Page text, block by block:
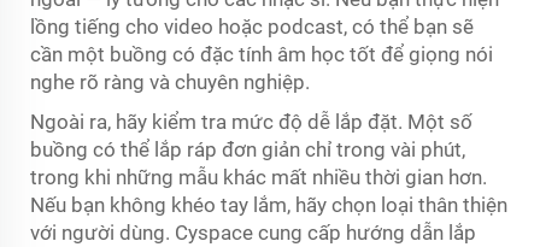
lồng tiếng cho video hoặc podcast, có thể bạn sẽ
cần một buồng có đặc tính âm học tốt để giọng nói
nghe rõ ràng và chuyên nghiệp.
Ngoài ra, hãy kiểm tra mức độ dễ lắp đặt. Một số
buồng có thể lắp ráp đơn giản chỉ trong vài phút,
trong khi những mẫu khác mất nhiều thời gian hơn.
Nếu bạn không khéo tay lắm, hãy chọn loại thân thiện
với người dùng. Cyspace cung cấp hướng dẫn lắp